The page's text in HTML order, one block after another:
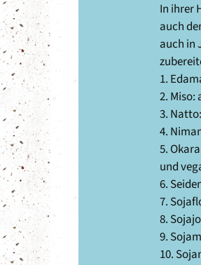
In ihrer
auch
auch in
1.
2. Miso:
3.
4.
5.
und
6.
7.
8.
9.
10.